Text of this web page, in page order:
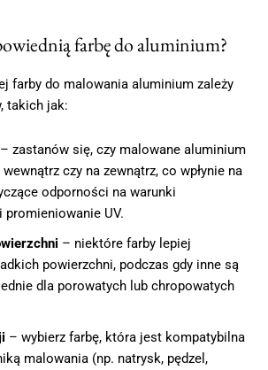
farbę do aluminium?
farby do malowania aluminium zależy
takich jak:
– zastanów się, czy malowane aluminium
wewnątrz czy na zewnątrz, co wpłynie na
odporności na warunki
UV.
– niektóre farby lepiej
powierzchni, podczas gdy inne są
dla porowatych lub chropowatych
– wybierz farbę, która jest kompatybilna
malowania (np. natrysk, pędzel,